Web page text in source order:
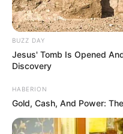
BUZZ DAY
Jesus' Tomb Is Opened
Discovery
HABERION
Gold, Cash, And Power: